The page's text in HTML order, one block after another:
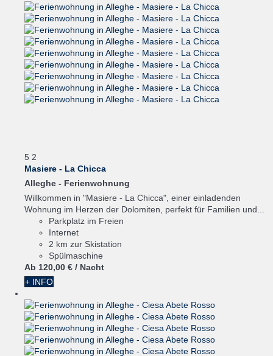
5 2
Masiere - La Chicca
Alleghe - Ferienwohnung
Willkommen in "Masiere - La Chicca", einer einladenden
Wohnung im Herzen der Dolomiten, perfekt für Familien und...
Parkplatz im Freien
Internet
2 km zur Skistation
Spülmaschine
Ab 120,00 € / Nacht
+ INFO